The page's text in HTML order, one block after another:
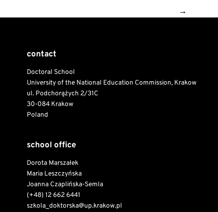
→
contact
Doctoral School
University of the National Education Commission, Krakow
ul. Podchorążych 2/31C
30-084 Krakow
Poland
school office
Dorota Marszałek
Maria Leszczyńska
Joanna Czaplińska-Semla
(+48) 12 662 6441
szkola_doktorska@up.krakow.pl